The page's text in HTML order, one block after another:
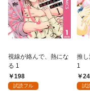
視線が絡んで、熱にな
る 1
198
試読フル
推
1
試